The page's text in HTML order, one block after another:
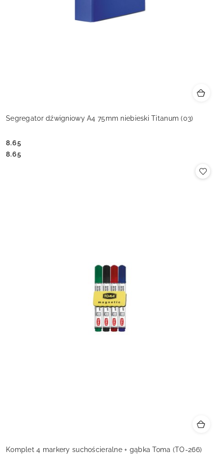
Segregator dźwigniowy A4 75mm niebieski Titanum (03)
Cena:
8.65
Cena:
8.65
Komplet 4 markery suchościeralne + gąbka Toma (TO-266)